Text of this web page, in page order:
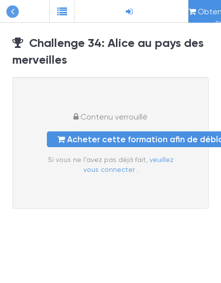
Challenge 34: Alice au pays des
merveilles
Contenu verrouillé
Acheter cette formation afin de
Si vous ne l'avez pas déjà fait, veuillez
vous connecter .